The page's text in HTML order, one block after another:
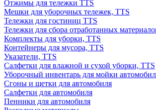
Отжимы для тележки TTS
Мешки для уборочных тележек, TTS
Тележки для гостиниц TTS
Тележки для сбора отработанных
Комплекты для уборки, TTS
Контейнеры для мусора, TTS
Указатели, TTS
Салфетки для влажной и сухой уборки, TTS
Уборочный инвентарь для мойки
Сгоны и щетки для автомобиля
Салфетки для автомобиля
Пенники для автомобиля